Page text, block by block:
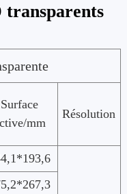
transparents
Surface
mm
Résolution